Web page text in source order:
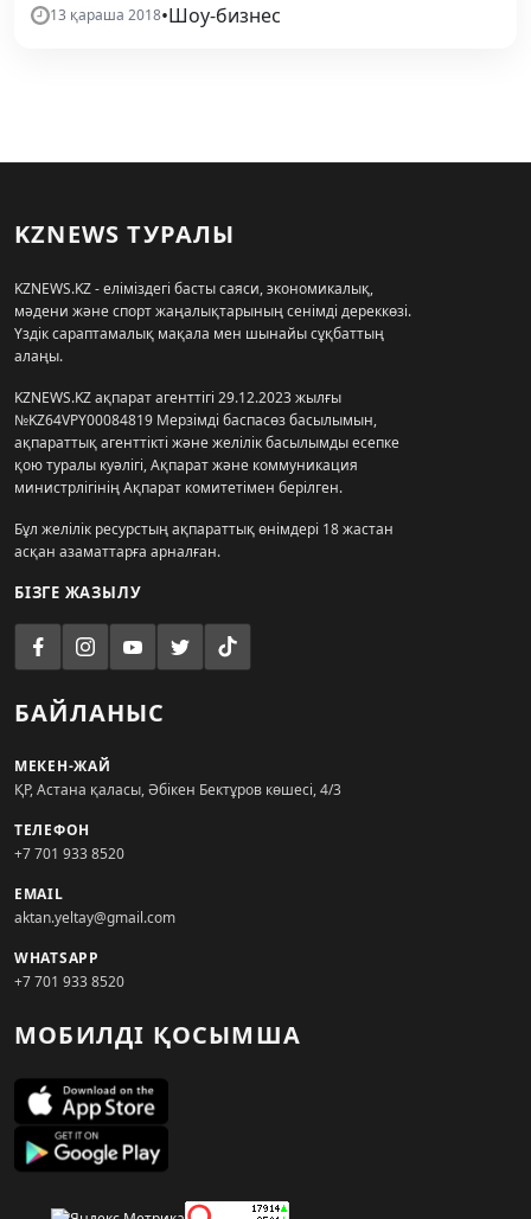
13 қараша 2018•Шоу-бизнес
KZNEWS ТУРАЛЫ
KZNEWS.KZ - еліміздегі басты саяси, экономикалық,
мәдени және спорт жаңалықтарының сенімді дереккөзі.
Үздік сараптамалық мақала мен шынайы сұқбаттың
алаңы.
KZNEWS.KZ ақпарат агенттігі 29.12.2023 жылғы
№KZ64VPY00084819 Мерзімді баспасөз басылымын,
ақпараттық агенттікті және желілік басылымды есепке
қою туралы куәлігі, Ақпарат және коммуникация
министрлігінің Ақпарат комитетімен берілген.
Бұл желілік ресурстың ақпараттық өнімдері 18 жастан
асқан азаматтарға арналған.
БІЗГЕ ЖАЗЫЛУ
БАЙЛАНЫС
МЕКЕН-ЖАЙ
ҚР, Астана қаласы, Әбікен Бектұров көшесі, 4/3
ТЕЛЕФОН
+7 701 933 8520
EMAIL
aktan.yeltay@gmail.com
WHATSAPP
+7 701 933 8520
МОБИЛДІ ҚОСЫМША